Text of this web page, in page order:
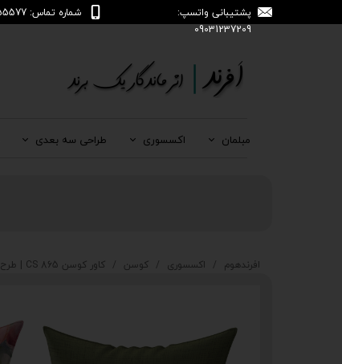
پشتیبانی واتسپ:
09031237209
شماره تماس: 04133355577
مبلمان اکسسوری طراحی سه بعدی
افرندهوم اکسسوری کوسن کاور کوسن CS 865 | طرح گل های بهاری| رنگ‌ بندی سبز و صورتی | افرندهوم